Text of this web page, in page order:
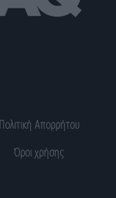
Πολιτική Απορρήτου
Όροι χρήσης